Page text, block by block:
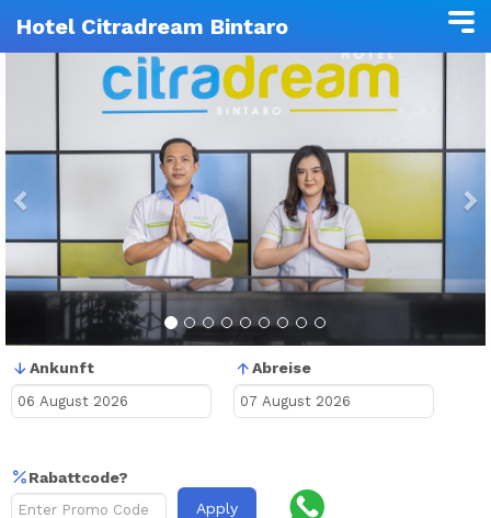
Hotel Citradream Bintaro
Previous
Ankunft Abreise
Rabattcode?
Apply